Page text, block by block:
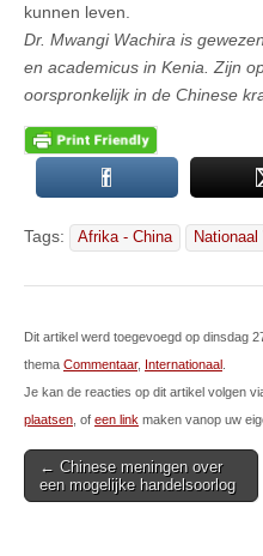
kunnen leven.
Dr. Mwangi Wachira is
en academicus in Kenia. Zijn
oorspronkelijk in de Chinese
Tags: Afrika - China
Dit artikel werd toegevoegd op dinsdag
thema Commentaar, Internationaal
Je kan de reacties op dit artikel volgen
plaatsen , of een link maken vanop uw
Post
navigation
← Chinese meningen over
een mogelijke handelsoorlog